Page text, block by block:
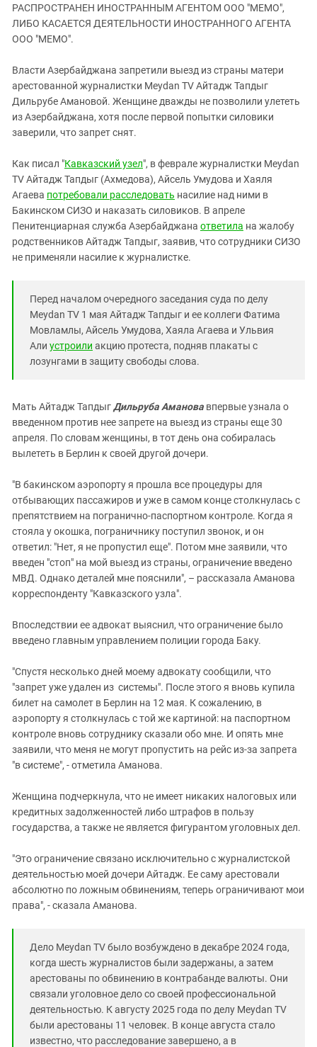
ЗАСТАВЛЯЕТ
КАВКАЗ ЗА ПАЛЕСТИНУ
МОБИЛИЗАЦИЯ И ПРОТЕСТЫ
Дагестан
Ингушетия
Калмыкия
Карачаево-Черкесия
Краснодарский край
Российская Федерация
Ростовская область
Северная Осетия - Алания
СКФО
Ставропольский край
Южная Осетия
Южный Кавказ
ЮФО
РАСПРОСТРАНЕН ИНОСТРАННЫМ АГЕНТОМ ООО "МЕМО",
ЛИБО КАСАЕТСЯ ДЕЯТЕЛЬНОСТИ ИНОСТРАННОГО АГЕНТА
ООО "МЕМО".
Власти Азербайджана запретили выезд из страны матери
арестованной журналистки Meydan TV Айтадж Тапдыг
Дильрубе Амановой. Женщине дважды не позволили улететь
из Азербайджана, хотя после первой попытки силовики
заверили, что запрет снят.
Как писал "Кавказский узел", в феврале журналистки Meydan
TV Айтадж Тапдыг (Ахмедова), Айсель Умудова и Хаяля
Агаева потребовали расследовать насилие над ними в
Бакинском СИЗО и наказать силовиков. В апреле
Пенитенциарная служба Азербайджана ответила на жалобу
родственников Айтадж Тапдыг, заявив, что сотрудники СИЗО
не применяли насилие к журналистке.
Перед началом очередного заседания суда по делу
Meydan TV 1 мая Айтадж Тапдыг и ее коллеги Фатима
Мовламлы, Айсель Умудова, Хаяла Агаева и Ульвия
Али устроили акцию протеста, подняв плакаты с
лозунгами в защиту свободы слова.
Мать Айтадж ТапдыгДильруба Аманова впервые узнала о
введенном против нее запрете на выезд из страны еще 30
апреля. По словам женщины, в тот день она собиралась
вылететь в Берлин к своей другой дочери.
"В бакинском аэропорту я прошла все процедуры для
отбывающих пассажиров и уже в самом конце столкнулась с
препятствием на погранично-паспортном контроле. Когда я
стояла у окошка, пограничнику поступил звонок, и он
ответил: "Нет, я не пропустил еще". Потом мне заявили, что
введен "стоп" на мой выезд из страны, ограничение введено
МВД. Однако деталей мне пояснили", – рассказала Аманова
корреспонденту "Кавказского узла".
Впоследствии ее адвокат выяснил, что ограничение было
введено главным управлением полиции города Баку.
"Спустя несколько дней моему адвокату сообщили, что
"запрет уже удален из системы". После этого я вновь купила
билет на самолет в Берлин на 12 мая. К сожалению, в
аэропорту я столкнулась с той же картиной: на паспортном
контроле вновь сотруднику сказали обо мне. И опять мне
заявили, что меня не могут пропустить на рейс из-за запрета
"в системе", - отметила Аманова.
Женщина подчеркнула, что не имеет никаких налоговых или
кредитных задолженностей либо штрафов в пользу
государства, а также не является фигурантом уголовных дел.
"Это ограничение связано исключительно с журналистской
деятельностью моей дочери Айтадж. Ее саму арестовали
абсолютно по ложным обвинениям, теперь ограничивают мои
права", - сказала Аманова.
Дело Meydan TV было возбуждено в декабре 2024 года,
когда шесть журналистов были задержаны, а затем
арестованы по обвинению в контрабанде валюты. Они
связали уголовное дело со своей профессиональной
деятельностью. К августу 2025 года по делу Meydan TV
были арестованы 11 человек. В конце августа стало
известно, что расследование завершено, а в